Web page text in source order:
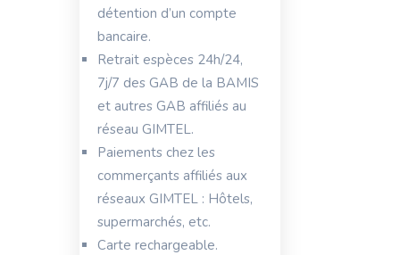
détention d’un compte
bancaire.
Retrait espèces 24h/24,
7j/7 des GAB de la BAMIS
et autres GAB affiliés au
réseau GIMTEL.
Paiements chez les
commerçants affiliés aux
réseaux GIMTEL : Hôtels,
supermarchés, etc.
Carte rechargeable.